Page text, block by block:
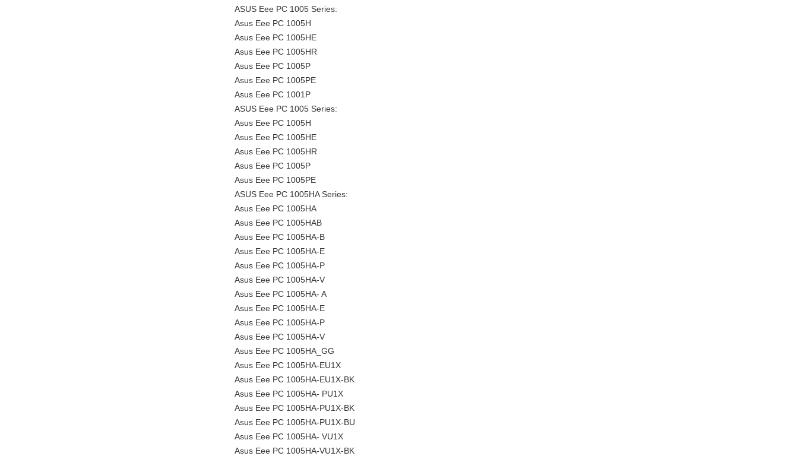
ASUS Eee PC 1005 Series:
Asus Eee PC 1005H
Asus Eee PC 1005HE
Asus Eee PC 1005HR
Asus Eee PC 1005P
Asus Eee PC 1005PE
Asus Eee PC 1001P
ASUS Eee PC 1005 Series:
Asus Eee PC 1005H
Asus Eee PC 1005HE
Asus Eee PC 1005HR
Asus Eee PC 1005P
Asus Eee PC 1005PE
ASUS Eee PC 1005HA Series:
Asus Eee PC 1005HA
Asus Eee PC 1005HAB
Asus Eee PC 1005HA-B
Asus Eee PC 1005HA-E
Asus Eee PC 1005HA-P
Asus Eee PC 1005HA-V
Asus Eee PC 1005HA- A
Asus Eee PC 1005HA-E
Asus Eee PC 1005HA-P
Asus Eee PC 1005HA-V
Asus Eee PC 1005HA_GG
Asus Eee PC 1005HA-EU1X
Asus Eee PC 1005HA-EU1X-BK
Asus Eee PC 1005HA- PU1X
Asus Eee PC 1005HA-PU1X-BK
Asus Eee PC 1005HA-PU1X-BU
Asus Eee PC 1005HA- VU1X
Asus Eee PC 1005HA-VU1X-BK